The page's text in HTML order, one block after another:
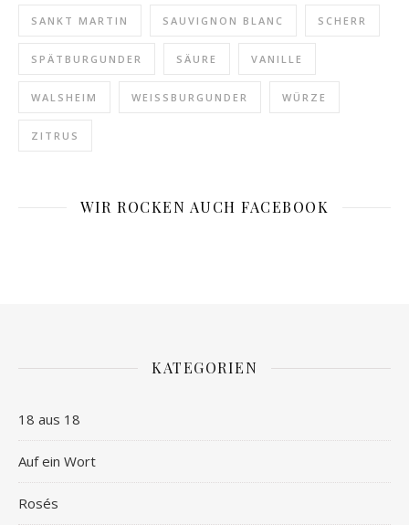
SANKT MARTIN SAUVIGNON BLANC SCHERR
SPÄTBURGUNDER SÄURE VANILLE
WALSHEIM WEISSBURGUNDER WÜRZE
ZITRUS
WIR ROCKEN AUCH FACEBOOK
KATEGORIEN
18 aus 18
Auf ein Wort
Rosés